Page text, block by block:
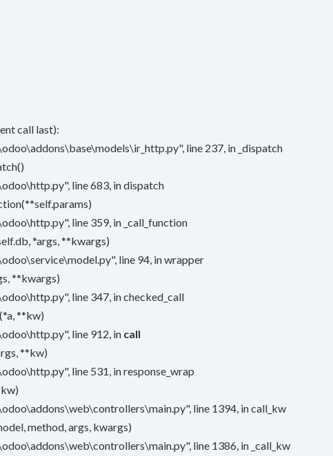
call last):
line 237, in _dispatch
line 683, in dispatch
line 359, in _call_function
*args, **kwargs)
line 94, in wrapper
**kwargs)
line 347, in checked_call
**kw)
line 912, in call
**kw)
line 531, in response_wrap
line 1394, in call_kw
method, args, kwargs)
line 1386, in _call_kw